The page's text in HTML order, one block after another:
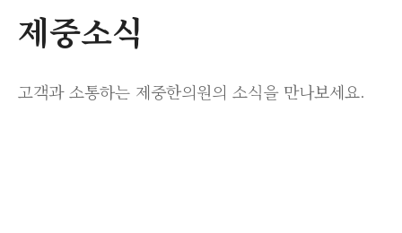
제중소식
고객과 소통하는 제중한의원의 소식을 만나보세요.